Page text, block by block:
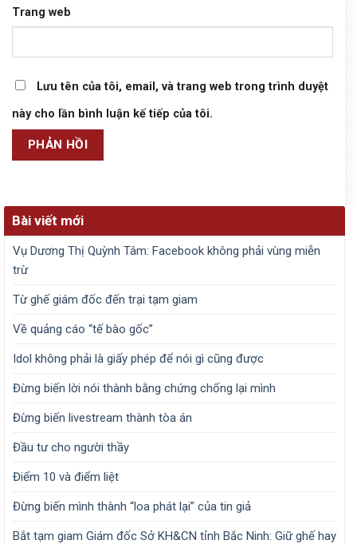
Trang web
Lưu tên của tôi, email, và trang web trong trình duyệt
này cho lần bình luận kế tiếp của tôi.
Bài viết mới
Vụ Dương Thị Quỳnh Tâm: Facebook không phải vùng miễn
trừ
Từ ghế giám đốc đến trại tạm giam
Về quảng cáo “tế bào gốc”
Idol không phải là giấy phép để nói gì cũng được
Đừng biến lời nói thành bằng chứng chống lại mình
Đừng biến livestream thành tòa án
Đầu tư cho người thầy
Điểm 10 và điểm liệt
Đừng biến mình thành “loa phát lại” của tin giả
Bắt tạm giam Giám đốc Sở KH&CN tỉnh Bắc Ninh: Giữ ghế hay